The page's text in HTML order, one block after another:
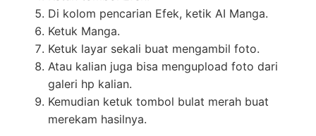
Di kolom pencarian Efek, ketik AI Manga.
Ketuk Manga.
Ketuk layar sekali buat mengambil foto.
Atau kalian juga bisa mengupload foto dari
galeri hp kalian.
Kemudian ketuk tombol bulat merah buat
merekam hasilnya.